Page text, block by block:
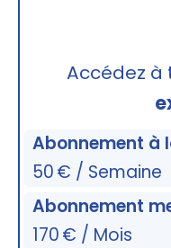
Accédez à
Abonnement à
50 € / Semaine
Abonnement
170 € / Mois